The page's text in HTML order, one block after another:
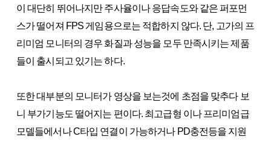
이 대단히 뛰어나지만 주사율이나 응답속도와 같은 퍼포먼
스가 떨어져 FPS 게임용으로는 적합하지 않다. 단, 고가의 프
리미엄 모니터의 경우 화질과 성능을 모두 만족시키는 제품
들이 출시되고 있기는 하다.
또한 대부분의 모니터가 영상을 보는것에 초점을 맞추다 보
니 부가기능도 떨어지는 편이다. 최고급형 이나 프리미엄급
모델들에서나 C타입 연결이 가능하거나 PD충전등을 지원